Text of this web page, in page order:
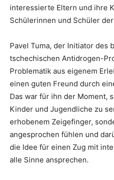
interessierte Eltern und ihre
Schülerinnen und Schüler
Pavel Tuma, der Initiator des
tschechischen Antidrogen-
Problematik aus eigenem
einen guten Freund durch
Das war für ihn der Moment,
Kinder und Jugendliche zu
erhobenem Zeigefinger,
angesprochen fühlen und
die Idee für einen Zug mit
alle Sinne ansprechen.